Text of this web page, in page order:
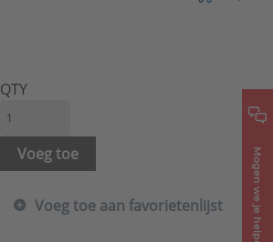
Mogen we je helpen?
QTY
Voeg toe
Voeg toe aan favorietenlijst